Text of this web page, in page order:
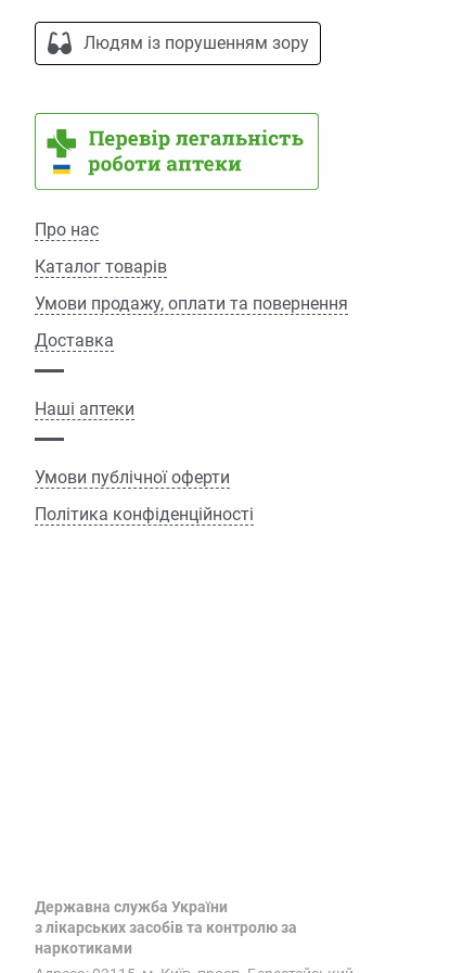
Людям із порушенням зору
Про нас
Каталог товарів
Умови продажу, оплати та повернення
Доставка
Наші аптеки
Умови публічної оферти
Політика конфіденційності
Державна служба України
з лікарських засобів та контролю за
наркотиками